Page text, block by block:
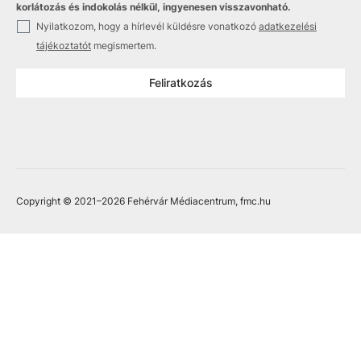
korlátozás és indokolás nélkül, ingyenesen visszavonható.
Nyilatkozom, hogy a hírlevél küldésre vonatkozó adatkezelési
tájékoztatót megismertem.
Feliratkozás
Copyright © 2021–2026 Fehérvár Médiacentrum, fmc.hu